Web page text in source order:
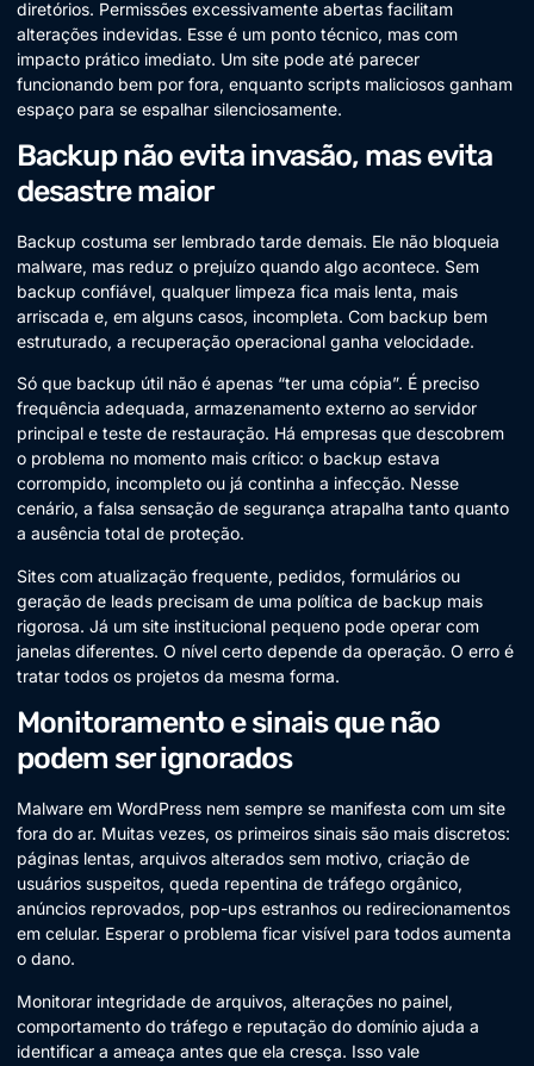
diretórios. Permissões excessivamente abertas facilitam
alterações indevidas. Esse é um ponto técnico, mas com
impacto prático imediato. Um site pode até parecer
funcionando bem por fora, enquanto scripts maliciosos ganham
espaço para se espalhar silenciosamente.
Backup não evita invasão, mas evita
desastre maior
Backup costuma ser lembrado tarde demais. Ele não bloqueia
malware, mas reduz o prejuízo quando algo acontece. Sem
backup confiável, qualquer limpeza fica mais lenta, mais
arriscada e, em alguns casos, incompleta. Com backup bem
estruturado, a recuperação operacional ganha velocidade.
Só que backup útil não é apenas “ter uma cópia”. É preciso
frequência adequada, armazenamento externo ao servidor
principal e teste de restauração. Há empresas que descobrem
o problema no momento mais crítico: o backup estava
corrompido, incompleto ou já continha a infecção. Nesse
cenário, a falsa sensação de segurança atrapalha tanto quanto
a ausência total de proteção.
Sites com atualização frequente, pedidos, formulários ou
geração de leads precisam de uma política de backup mais
rigorosa. Já um site institucional pequeno pode operar com
janelas diferentes. O nível certo depende da operação. O erro é
tratar todos os projetos da mesma forma.
Monitoramento e sinais que não
podem ser ignorados
Malware em WordPress nem sempre se manifesta com um site
fora do ar. Muitas vezes, os primeiros sinais são mais discretos:
páginas lentas, arquivos alterados sem motivo, criação de
usuários suspeitos, queda repentina de tráfego orgânico,
anúncios reprovados, pop-ups estranhos ou redirecionamentos
em celular. Esperar o problema ficar visível para todos aumenta
o dano.
Monitorar integridade de arquivos, alterações no painel,
comportamento do tráfego e reputação do domínio ajuda a
identificar a ameaça antes que ela cresça. Isso vale